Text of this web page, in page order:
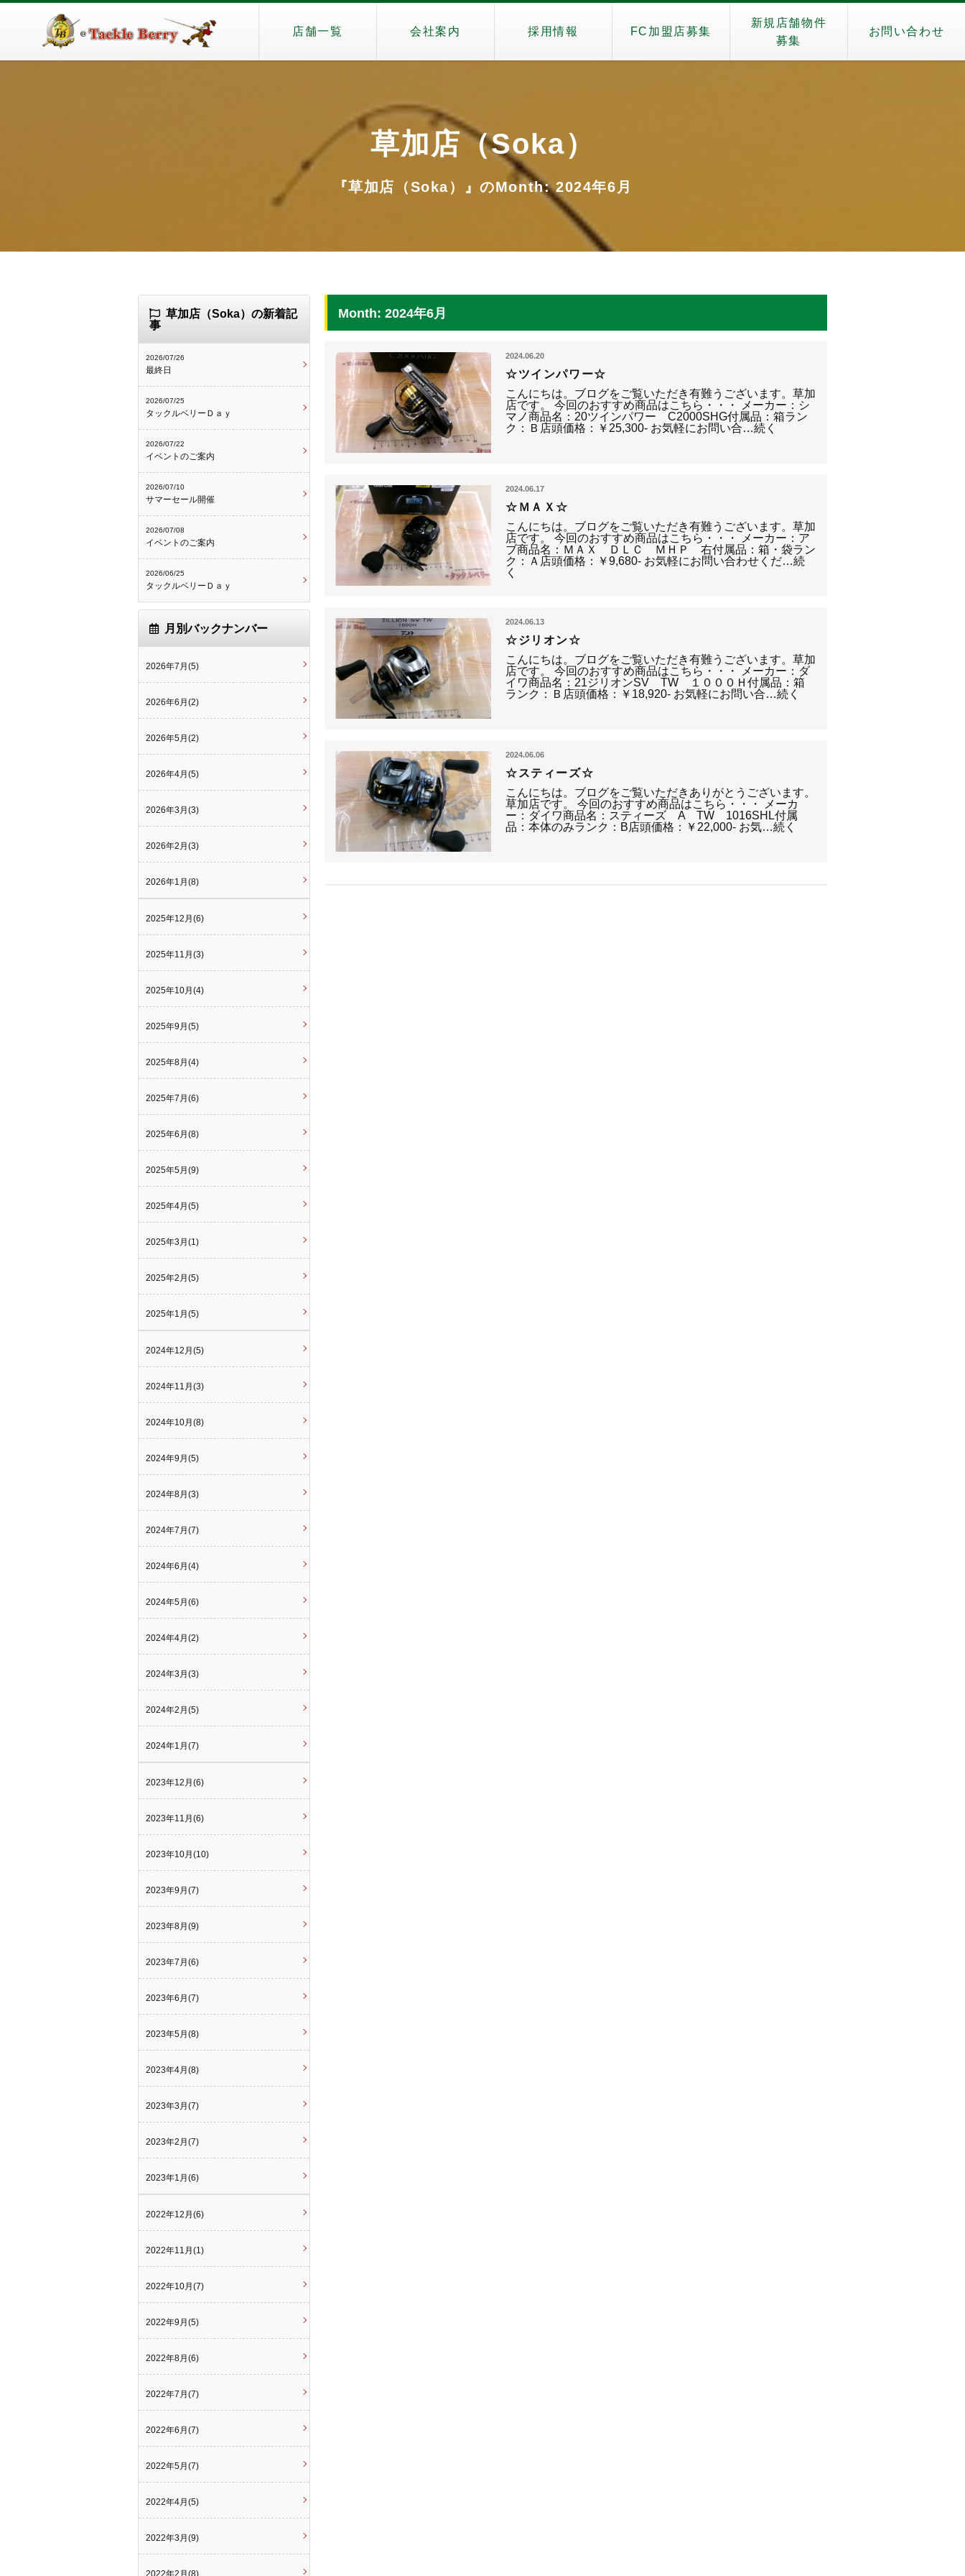
店舗一覧 会社案内 採用情報 FC加盟店募集
新規店舗物件
募集
お問い合わせ
草加店（Soka）
『草加店（Soka）』のMonth: 2024年6月
Month: 2024年6月
2024.06.20
☆ツインパワー☆
こんにちは。ブログをご覧いただき有難うございます。草加
店です。 今回のおすすめ商品はこちら・・・ メーカー：シ
マノ商品名：20ツインパワー C2000SHG付属品：箱ラン
ク：Ｂ店頭価格：￥25,300- お気軽にお問い合…続く
2024.06.17
☆ＭＡＸ☆
こんにちは。ブログをご覧いただき有難うございます。草加
店です。 今回のおすすめ商品はこちら・・・ メーカー：ア
ブ商品名：ＭＡＸ ＤＬＣ ＭＨＰ 右付属品：箱・袋ラン
ク：Ａ店頭価格：￥9,680- お気軽にお問い合わせくだ…続
く
2024.06.13
☆ジリオン☆
こんにちは。ブログをご覧いただき有難うございます。草加
店です。 今回のおすすめ商品はこちら・・・ メーカー：ダ
イワ商品名：21ジリオンSV TW １０００Ｈ付属品：箱
ランク：Ｂ店頭価格：￥18,920- お気軽にお問い合…続く
2024.06.06
☆スティーズ☆
こんにちは。ブログをご覧いただきありがとうございます。
草加店です。 今回のおすすめ商品はこちら・・・ メーカ
ー：ダイワ商品名：スティーズ A TW 1016SHL付属
品：本体のみランク：B店頭価格：￥22,000- お気…続く
草加店（Soka）の新着記
事
2026/07/26
最終日
2026/07/25
タックルベリーＤａｙ
2026/07/22
イベントのご案内
2026/07/10
サマーセール開催
2026/07/08
イベントのご案内
2026/06/25
タックルベリーＤａｙ
月別バックナンバー
2026年7月(5)
2026年6月(2)
2026年5月(2)
2026年4月(5)
2026年3月(3)
2026年2月(3)
2026年1月(8)
2025年12月(6)
2025年11月(3)
2025年10月(4)
2025年9月(5)
2025年8月(4)
2025年7月(6)
2025年6月(8)
2025年5月(9)
2025年4月(5)
2025年3月(1)
2025年2月(5)
2025年1月(5)
2024年12月(5)
2024年11月(3)
2024年10月(8)
2024年9月(5)
2024年8月(3)
2024年7月(7)
2024年6月(4)
2024年5月(6)
2024年4月(2)
2024年3月(3)
2024年2月(5)
2024年1月(7)
2023年12月(6)
2023年11月(6)
2023年10月(10)
2023年9月(7)
2023年8月(9)
2023年7月(6)
2023年6月(7)
2023年5月(8)
2023年4月(8)
2023年3月(7)
2023年2月(7)
2023年1月(6)
2022年12月(6)
2022年11月(1)
2022年10月(7)
2022年9月(5)
2022年8月(6)
2022年7月(7)
2022年6月(7)
2022年5月(7)
2022年4月(5)
2022年3月(9)
2022年2月(8)